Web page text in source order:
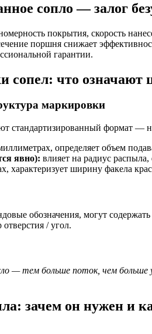
сопло — залог
покрытия, скорость
поршня снижает
гарантии.
сопел: что
маркировки
стандартизированный формат —
определяет объем
явно): влияет на радиус
характеризует ширину факела
обозначения, могут
/ угол.
— тем больше поток, чем
зачем он нужен и